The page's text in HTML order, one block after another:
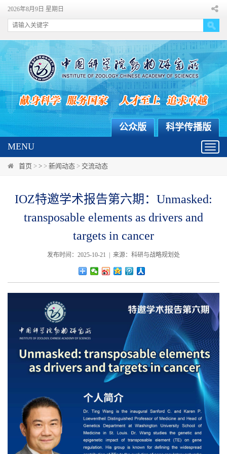
2026年8月9日 星期日
科学传播版
公众版
MENU
首页 > > > 新闻动态 > 交流动态
IOZ特邀学术报告第六期：Unmasked:
transposable elements as drivers and
targets in cancer
发布时间：2025-10-21 | 来源：科研与战略规划处